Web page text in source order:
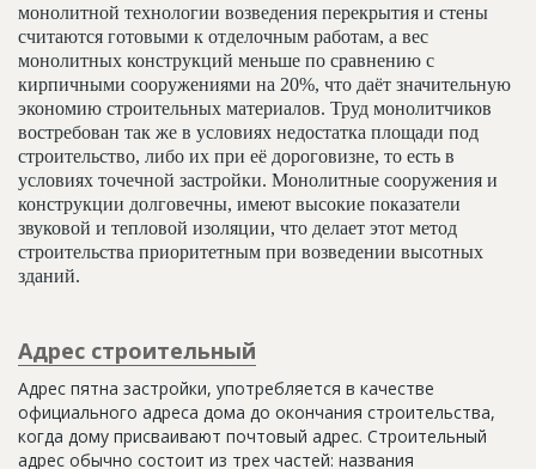
монолитной технологии возведения перекрытия и стены
считаются готовыми к отделочным работам, а вес
монолитных конструкций меньше по сравнению с
кирпичными сооружениями на 20%, что даёт значительную
экономию строительных материалов. Труд монолитчиков
востребован так же в условиях недостатка площади под
строительство, либо их при её дороговизне, то есть в
условиях точечной застройки. Монолитные сооружения и
конструкции долговечны, имеют высокие показатели
звуковой и тепловой изоляции, что делает этот метод
строительства приоритетным при возведении высотных
зданий.
Адрес строительный
Адрес пятна застройки, употребляется в качестве
официального адреса дома до окончания строительства,
когда дому присваивают почтовый адрес. Строительный
адрес обычно состоит из трех частей: названия